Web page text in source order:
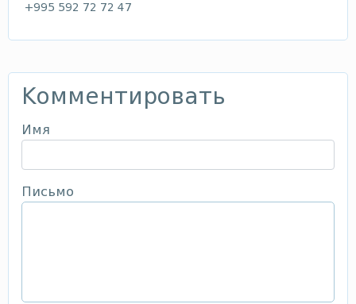
+995 592 72 72 47
Комментировать
Имя
Письмо